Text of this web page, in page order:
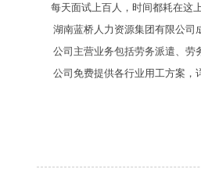
每天面试上百人，时间都耗在这
湖南蓝桥人力资源集团有限公司成
公司主营业务包括劳务派遣、劳
公司免费提供各行业用工方案，